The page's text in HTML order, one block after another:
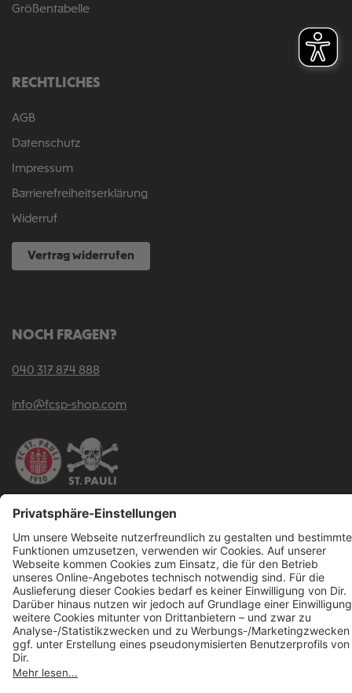
Größentabelle
RECHTLICHES
AGB
Datenschutz
Impressum
Barrierefreiheitserklärung
Widerruf
Vertrag widerrufen
NOCH FRAGEN?
040 317 874 888
info@fcsp-shop.com
Alle Preise inkl. gesetzl. Mehrwertsteuer zzgl.Versandkosten und ggf.
Nachnahmegebühren, wenn nicht anders angegeben.